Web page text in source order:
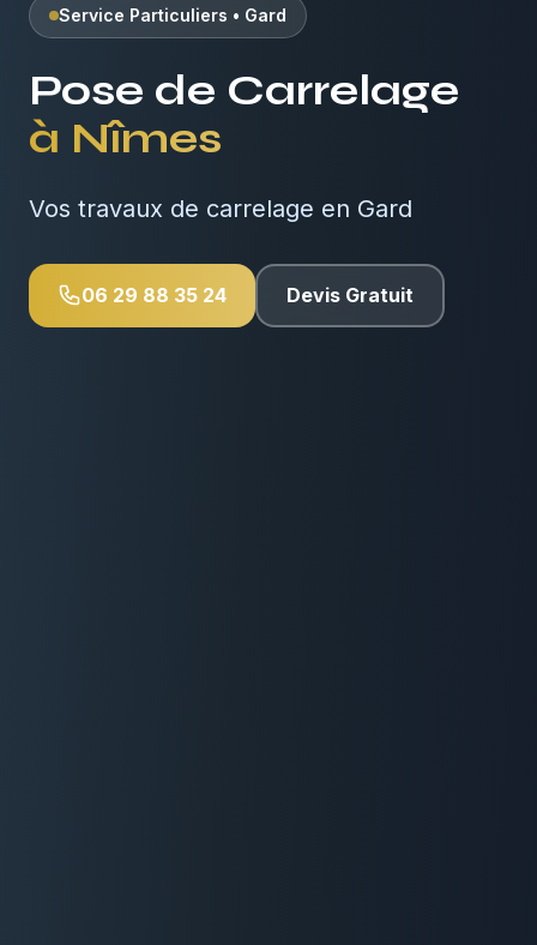
Service Particuliers • Gard
Pose de Carrelage
à Nîmes
Vos travaux de carrelage en Gard
06 29 88 35 24 Devis Gratuit